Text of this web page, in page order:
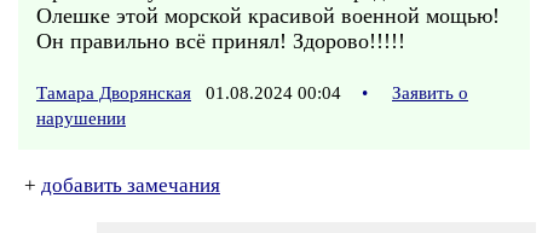
Олешке этой морской красивой военной мощью!
Он правильно всё принял! Здорово!!!!!
Тамара Дворянская 01.08.2024 00:04 •
Заявить о
нарушении
+ добавить замечания